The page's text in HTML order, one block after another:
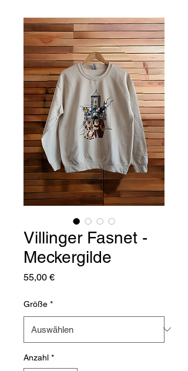
Villinger Fasnet -
Meckergilde
55,00 €Preis
Größe *
Anzahl *